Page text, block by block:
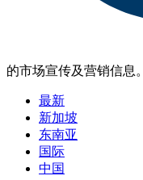
的市场宣传及营销信息。
最新
新加坡
东南亚
国际
中国